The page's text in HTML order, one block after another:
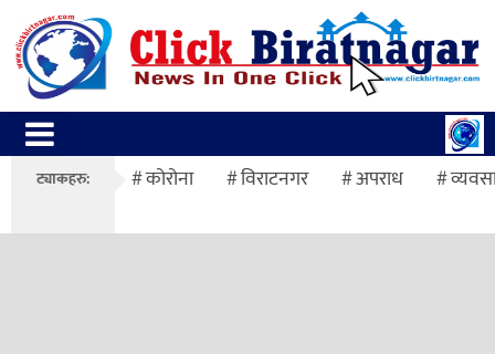
ट्याकहरु: कोरोना विराटनगर अपराध